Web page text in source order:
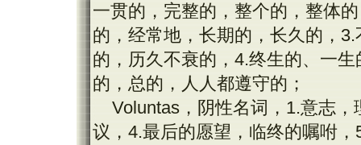
一贯的，完整的，整个的，整体
的，经常地，长期的，长久的， 3.
的，历久不衰的， 4.终生的、一
的，总的，人人都遵守的；
Voluntas ，阴性名词， 1.意志，
议， 4.最后的愿望，临终的嘱咐，